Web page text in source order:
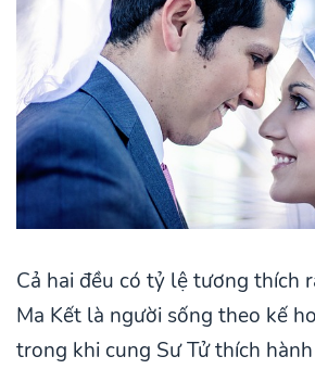
Cả hai đều có tỷ lệ tương thích
Ma Kết là người sống theo kế
trong khi cung Sư Tử thích